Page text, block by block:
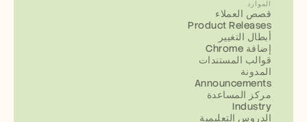
الموارد
قصص العملاء
Product Releases
أبطال التغيير
إضافة Chrome
قوالب المستندات
المدونة
Announcements
مركز المساعدة
Industry
الدروس التعليمية